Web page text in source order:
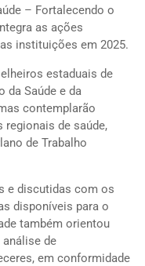
– Fortalecendo o
as ações
instituições em 2025.
estaduais de
da Saúde e da
contemplarão
de saúde,
de Trabalho
e discutidas com os
disponíveis para o
também orientou
de
em conformidade